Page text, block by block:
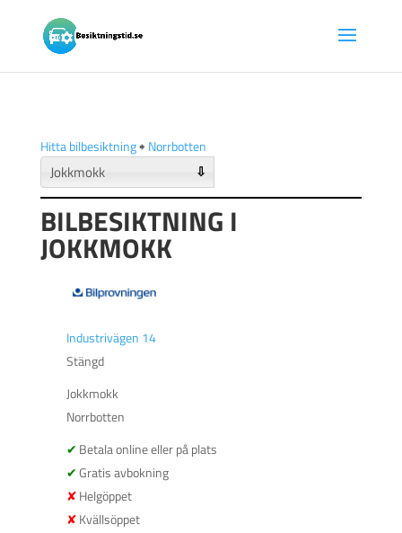
Hitta bilbesiktning🠺 Norrbotten
⇩
BILBESIKTNING I
JOKKMOKK
Industrivägen 14
Stängd
Jokkmokk
Norrbotten
Betala online eller på plats
Gratis avbokning
Helgöppet
Kvällsöppet